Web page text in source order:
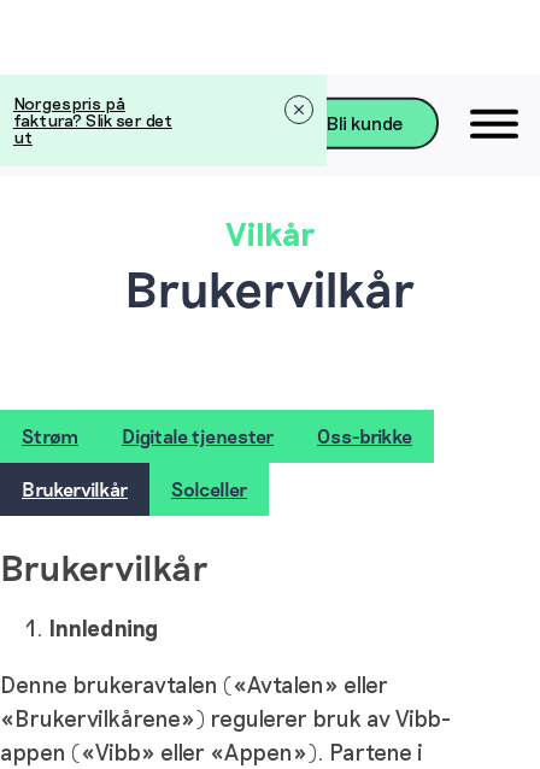
Norgespris på
faktura? Slik ser det
ut
Bli kunde
Vilkår
Brukervilkår
Strøm Digitale tjenester Oss-brikke
Brukervilkår Solceller
Brukervilkår
Innledning
Denne brukeravtalen («Avtalen» eller
«Brukervilkårene») regulerer bruk av Vibb-
appen («Vibb» eller «Appen»). Partene i